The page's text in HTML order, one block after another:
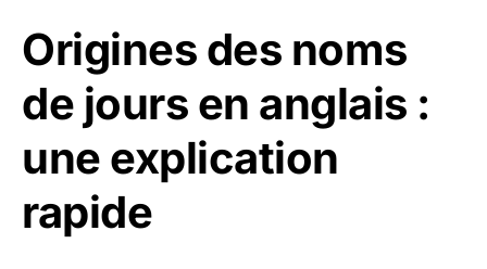
Origines des noms
de jours en anglais :
une explication
rapide